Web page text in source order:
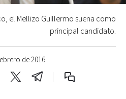
de 2016
el Mellizo Guillermo suena como
principal candidato.